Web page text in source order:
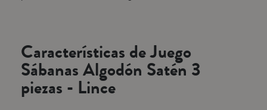
Características de Juego
Sábanas Algodón Satén 3
piezas - Lince